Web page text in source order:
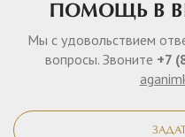
ПОМОЩЬ В
Мы с удовольствием
вопросы. Звоните +7